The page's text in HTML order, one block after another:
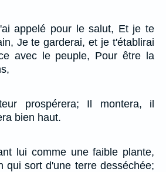
appelé pour le salut, Et je te
Je te garderai, et je t'établirai
avec le peuple, Pour être la
prospérera; Il montera, il
bien haut.
lui comme une faible plante,
qui sort d'une terre desséchée;